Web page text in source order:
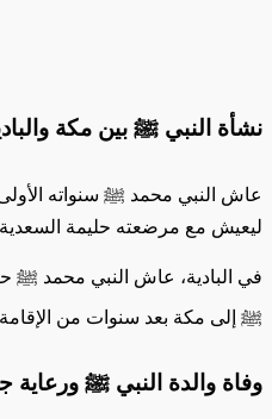
نشأة النبي ﷺ بين مكة
عاش النبي محمد ﷺ سنواته
ليعيش مع مرضعته حليمة
في البادية، عاش النبي محمد ﷺ
ﷺ إلى مكة بعد سنوات من الإقامة
وفاة والدة النبي ﷺ ورعاية